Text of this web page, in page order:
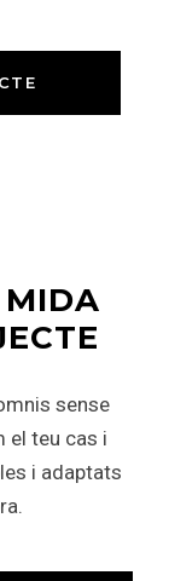
sense
el teu cas i
i adaptats